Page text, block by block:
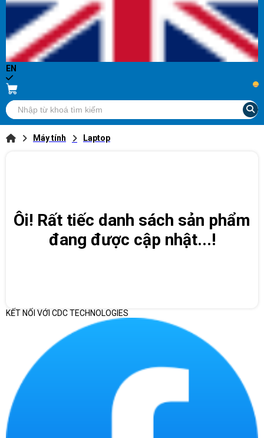
EN
...
Máy tính Laptop
Ôi! Rất tiếc danh sách sản phẩm
đang được cập nhật...!
KẾT NỐI VỚI CDC TECHNOLOGIES